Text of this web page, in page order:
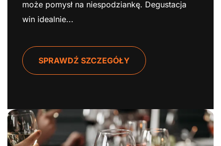
może pomysł na niespodziankę. Degustacja
win idealnie...
SPRAWDŹ SZCZEGÓŁY